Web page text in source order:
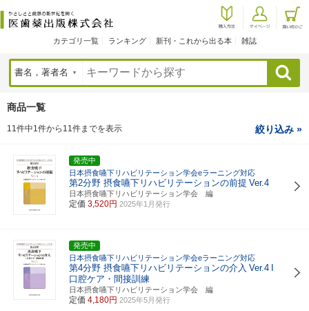
カテゴリ一覧 ランキング 新刊・これから出る本 雑誌
検索
商品一覧
11件中1件から11件までを表示 絞り込み »
発売中
日本摂食嚥下リハビリテーション学会eラーニング対応
第2分野 摂食嚥下リハビリテーションの前提 Ver.4
日本摂食嚥下リハビリテーション学会 編
定価 3,520円 2025年1月発行
発売中
日本摂食嚥下リハビリテーション学会eラーニング対応
第4分野 摂食嚥下リハビリテーションの介入 Ver.4
口腔ケア・間接訓練
日本摂食嚥下リハビリテーション学会 編
定価 4,180円 2025年5月発行